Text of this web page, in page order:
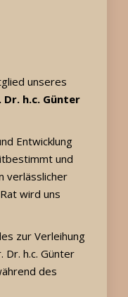
unseres
Dr. h.c. Günter
Entwicklung
und
verlässlicher
wird uns
zur Verleihung
Dr. h.c. Günter
des